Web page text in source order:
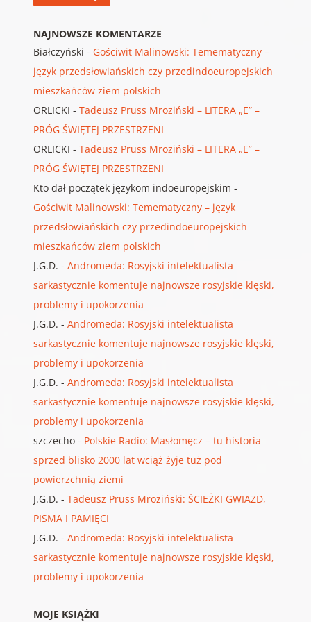
NAJNOWSZE KOMENTARZE
Białczyński - Gościwit Malinowski: Temematyczny –
język przedsłowiańskich czy przedindoeuropejskich
mieszkańców ziem polskich
ORLICKI - Tadeusz Pruss Mroziński – LITERA „E” –
PRÓG ŚWIĘTEJ PRZESTRZENI
ORLICKI - Tadeusz Pruss Mroziński – LITERA „E” –
PRÓG ŚWIĘTEJ PRZESTRZENI
Kto dał początek językom indoeuropejskim -
Gościwit Malinowski: Temematyczny – język
przedsłowiańskich czy przedindoeuropejskich
mieszkańców ziem polskich
J.G.D. - Andromeda: Rosyjski intelektualista
sarkastycznie komentuje najnowsze rosyjskie klęski,
problemy i upokorzenia
J.G.D. - Andromeda: Rosyjski intelektualista
sarkastycznie komentuje najnowsze rosyjskie klęski,
problemy i upokorzenia
J.G.D. - Andromeda: Rosyjski intelektualista
sarkastycznie komentuje najnowsze rosyjskie klęski,
problemy i upokorzenia
szczecho- Polskie Radio: Masłomęcz – tu historia
sprzed blisko 2000 lat wciąż żyje tuż pod
powierzchnią ziemi
J.G.D. - Tadeusz Pruss Mroziński: ŚCIEŻKI GWIAZD,
PISMA I PAMIĘCI
J.G.D. - Andromeda: Rosyjski intelektualista
sarkastycznie komentuje najnowsze rosyjskie klęski,
problemy i upokorzenia
MOJE KSIĄŻKI